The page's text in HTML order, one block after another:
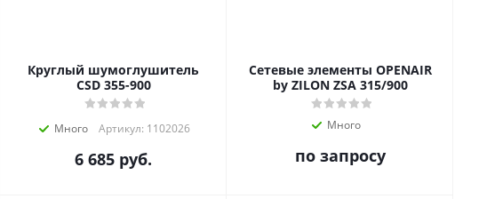
Круглый шумоглушитель
CSD 355-900
Много Артикул: 1102026
6 685 руб.
Сетевые элементы OPENAIR
by ZILON ZSA 315/900
Много
по запросу